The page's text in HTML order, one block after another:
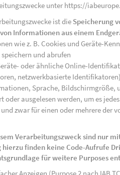
unter https://
ist die Speicherung
Informationen aus einem
wie z. B. Cookies und Geräte-
und abrufen
oder ähnliche Online-
netzwerkbasierte
Sprache, Bildschirmgröße,
oder ausgelesen werden, um es
zwar für einen oder mehrere der
Verarbeitungszweck sind nur
finden keine Code-Aufrufe
für weitere Purposes